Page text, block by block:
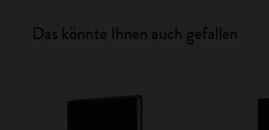
Das könnte Ihnen auch gefallen